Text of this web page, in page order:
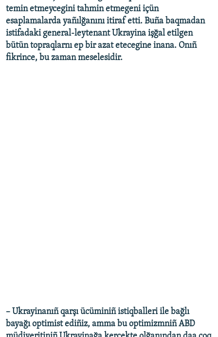
temin etmeycegini tahmin etmegeni içün
esaplamalarda yañılğanını itiraf etti. Buña baqmadan
istifadaki general-leytenant Ukrayina işğal etilgen
bütün topraqlarnı ep bir azat etecegine inana. Onıñ
fikrince, bu zaman meselesidir.
– Ukrayinanıñ qarşı ücüminiñ istiqballeri ile bağlı
bayağı optimist ediñiz, amma bu optimizmniñ ABD